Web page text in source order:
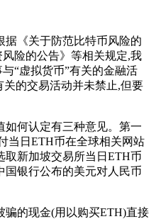
据《关于防范比特币风险的
险的公告》等相关规定,我
“虚拟货币”有关的金融活
关的交易活动并未禁止,但要
如何认定有三种意见。第一
当日ETH币在全球相关网站
取新加坡交易所当日ETH币
国银行公布的美元对人民币
骗的现金(用以购买ETH)直接